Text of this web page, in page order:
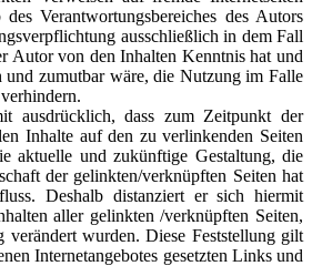
Verantwortungsbereiches des Autors
ausschließlich in dem Fall
Autor von den Inhalten Kenntnis hat und
und zumutbar wäre, die Nutzung im Falle
ausdrücklich, dass zum Zeitpunkt der
Inhalte auf den zu verlinkenden Seiten
aktuelle und zukünftige Gestaltung, die
der gelinkten/verknüpften Seiten hat
Deshalb distanziert er sich hiermit
aller gelinkten /verknüpften Seiten,
verändert wurden. Diese Feststellung gilt
Internetangebotes gesetzten Links und